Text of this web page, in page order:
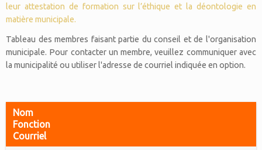
leur attestation de formation sur l’éthique et la déontologie en
matière municipale.
Tableau des membres faisant partie du conseil et de l'organisation
municipale. Pour contacter un membre, veuillez communiquer avec
la municipalité ou utiliser l'adresse de courriel indiquée en option.
Nom
Fonction
Courriel